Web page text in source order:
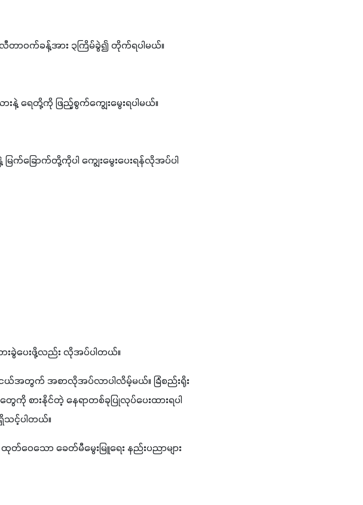
ာဝက်ခန့်အား ၃ကြိမ်ခွဲ၍ တိုက်ရပါမယ်။
ရေတို့ကို ဖြည့်စွက်ကျွေးမွေးရပါမယ်။
ခြောက်တို့ကိုပါ ကျွေးမွေးပေးရန်လိုအပ်ပါ
းခွဲပေးဖို့လည်း လိုအပ်ပါတယ်။
အတွက် အစာလိုအပ်လာပါလိမ့်မယ်။ ခြံစည်းရိုး
ကို စားနိုင်တဲ့ နေရာတစ်ခုပြုလုပ်ပေးထားရပါ
သင့်ပါတယ်။
တ်ဝေသော ခေတ်မီမွေးမြူရေး နည်းပညာများ